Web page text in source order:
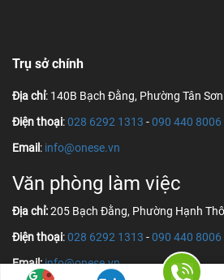
Trụ sở chính
Địa chỉ: 140B Bạch Đằng, Phường Tân
Điện thoại:028 6292 1313 -090 440 8006
Email : info@onese.vn
Văn phòng làm việc
Địa chỉ:205 Bạch Đằng, Phường Hạnh
Điện thoại:028 6292 1313 -090 440 8006
Email:info@onese.vn